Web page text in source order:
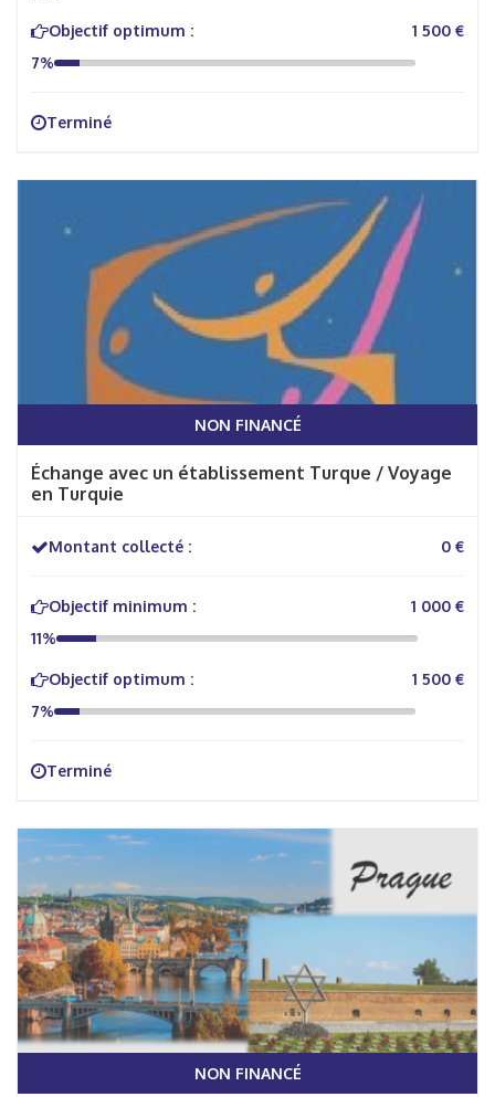
Objectif optimum :
1 500 €
7%
Terminé
NON FINANCÉ
Échange avec un établissement Turque / Voyage
en Turquie
Montant collecté : 0 €
Objectif minimum :
1 000 €
11%
Objectif optimum :
1 500 €
7%
Terminé
NON FINANCÉ